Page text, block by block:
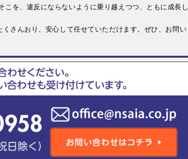
を、違反にならないように乗り越えつつ、ともに成長し
さんおり、安心して任せていただけます。ぜひ、お問い